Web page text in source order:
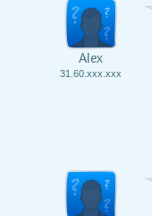
Alex
31.60.xxx.xxx